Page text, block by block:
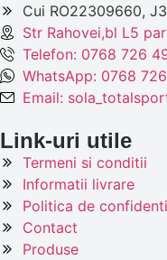
Cui RO22309660,
Str Rahovei,bl L5
Telefon: 0768 726
WhatsApp: 0768
Email:
Link-uri utile
Termeni si conditii
Informatii livrare
Politica de
Contact
Produse